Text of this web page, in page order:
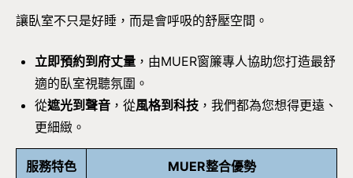
讓臥室不只是好睡，而是會呼吸的舒壓空間。
立即預約到府丈量 ，由MUER窗簾專人協助您打造最舒
適的臥室視聽氛圍。
從遮光到聲音 ，從風格到科技 ，我們都為您想得更遠、
更細緻。
服務特色 MUER整合優勢